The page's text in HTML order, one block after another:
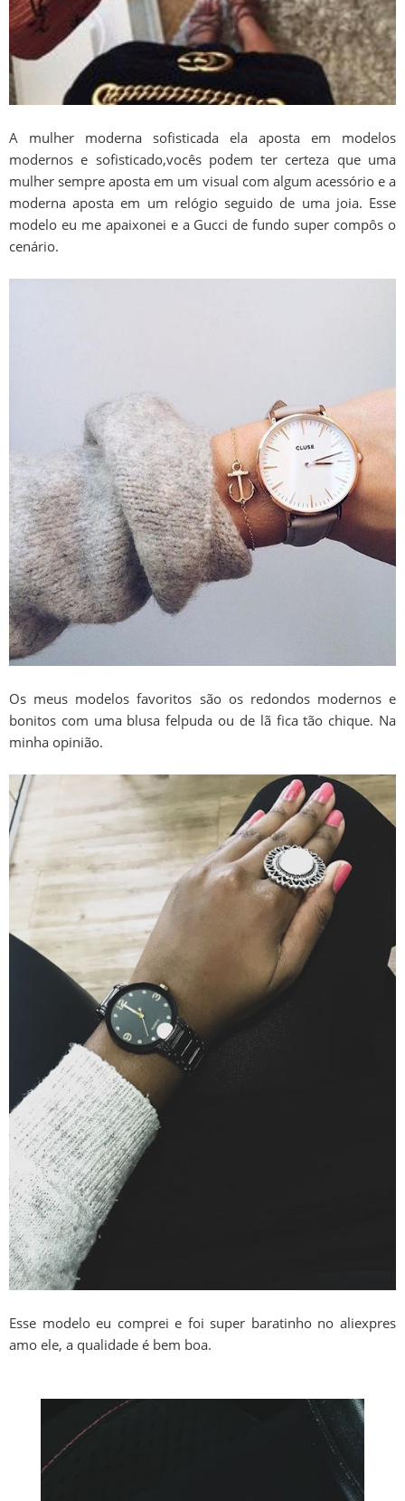
A mulher moderna sofisticada ela aposta em modelos
modernos e sofisticado,vocês podem ter certeza que uma
mulher sempre aposta em um visual com algum acessório e a
moderna aposta em um relógio seguido de uma joia. Esse
modelo eu me apaixonei e a Gucci de fundo super compôs o
cenário.
Os meus modelos favoritos são os redondos modernos e
bonitos com uma blusa felpuda ou de lã fica tão chique. Na
minha opinião.
Esse modelo eu comprei e foi super baratinho no aliexpres
amo ele, a qualidade é bem boa.